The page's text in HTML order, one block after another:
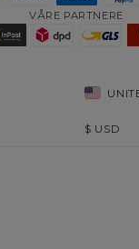
VÅRE PARTNERE
$ USD